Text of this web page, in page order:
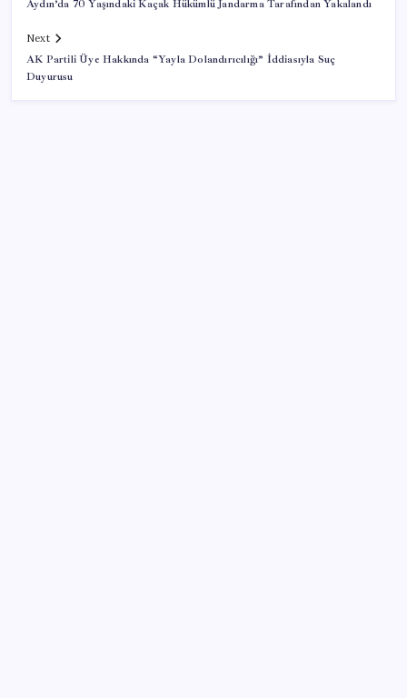
Aydın’da 70 Yaşındaki Kaçak Hükümlü Jandarma Tarafından Yakalandı
Next
AK Partili Üye Hakkında “Yayla Dolandırıcılığı” İddiasıyla Suç
Duyurusu